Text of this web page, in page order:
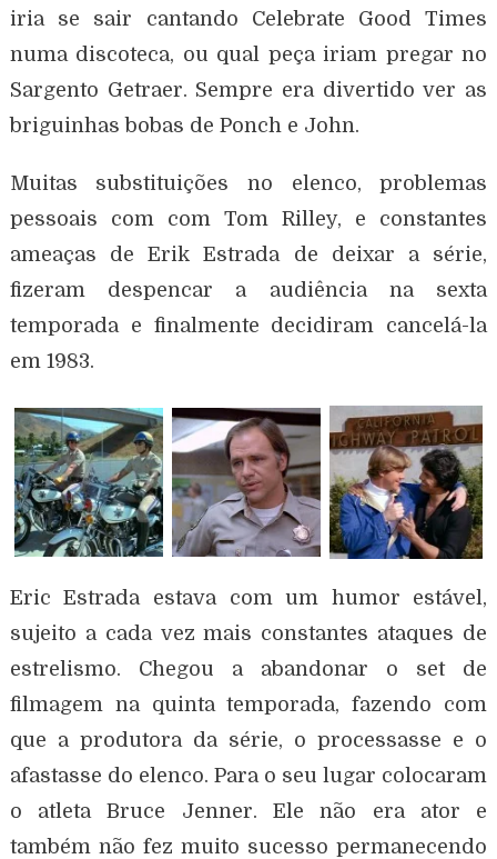
iria se sair cantando Celebrate Good Times
numa discoteca, ou qual peça iriam pregar no
Sargento Getraer. Sempre era divertido ver as
briguinhas bobas de Ponch e John.
Muitas substituições no elenco, problemas
pessoais com com Tom Rilley, e constantes
ameaças de Erik Estrada de deixar a série,
fizeram despencar a audiência na sexta
temporada e finalmente decidiram cancelá-la
em 1983.
Eric Estrada estava com um humor estável,
sujeito a cada vez mais constantes ataques de
estrelismo. Chegou a abandonar o set de
filmagem na quinta temporada, fazendo com
que a produtora da série, o processasse e o
afastasse do elenco. Para o seu lugar colocaram
o atleta Bruce Jenner. Ele não era ator e
também não fez muito sucesso permanecendo